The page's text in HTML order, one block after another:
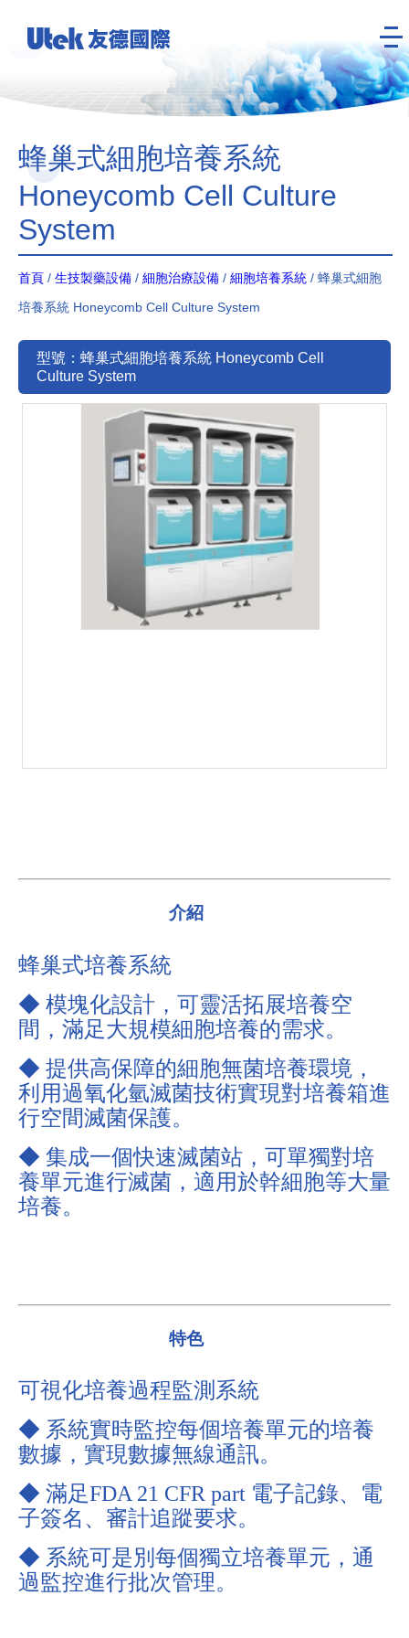
蜂巢式細胞培養系統
Honeycomb Cell Culture
System
首頁 / 生技製藥設備 / 細胞治療設備 / 細胞培養系統 / 蜂巢式細胞
培養系統 Honeycomb Cell Culture System
型號：蜂巢式細胞培養系統 Honeycomb Cell
Culture System
介紹
蜂巢式培養系統
◆ 模塊化設計，可靈活拓展培養空
間，滿足大規模細胞培養的需求。
◆ 提供高保障的細胞無菌培養環境，
利用過氧化氫滅菌技術實現對培養箱進
行空間滅菌保護。
◆ 集成一個快速滅菌站，可單獨對培
養單元進行滅菌，適用於幹細胞等大量
培養。
特色
可視化培養過程監測系統
◆ 系統實時監控每個培養單元的培養
數據，實現數據無線通訊。
◆ 滿足FDA 21 CFR part 電子記錄、電
子簽名、審計追蹤要求。
◆ 系統可是別每個獨立培養單元，通
過監控進行批次管理。